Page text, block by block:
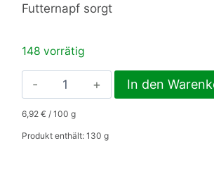
Futternapf sorgt
148 vorrätig
NT
Tagetesblüten
130gr.
Menge
In den
6,92 € / 100 g
Produkt enthält: 130 g